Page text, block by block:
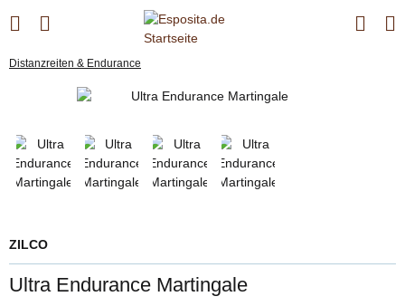
Distanzreiten & Endurance
ZILCO
Ultra Endurance Martingale